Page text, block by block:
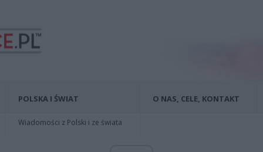
POLSKA I ŚWIAT
Wiadomości z Polski i ze świata
O NAS, CELE, KONTAKT